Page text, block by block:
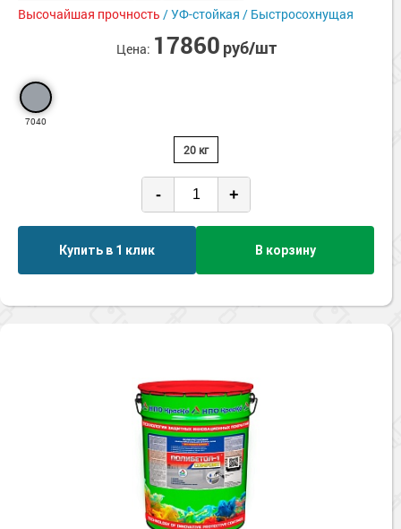
Высочайшая прочность / УФ-стойкая / Быстросохнущая
Цена: 17860 руб/шт
7040
20 кг
- +
Купить в 1 клик В корзину